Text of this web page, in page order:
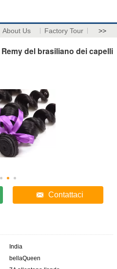
About Us Factory Tour >>
del brasiliano dei capelli
Contattaci
India
bellaQueen